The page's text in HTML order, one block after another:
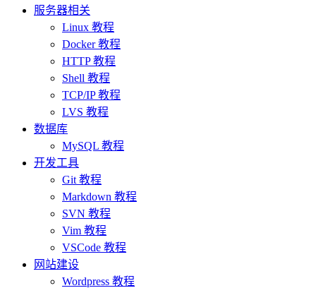
服务器相关
Linux 教程
Docker 教程
HTTP 教程
Shell 教程
TCP/IP 教程
LVS 教程
数据库
MySQL 教程
开发工具
Git 教程
Markdown 教程
SVN 教程
Vim 教程
VSCode 教程
网站建设
Wordpress 教程